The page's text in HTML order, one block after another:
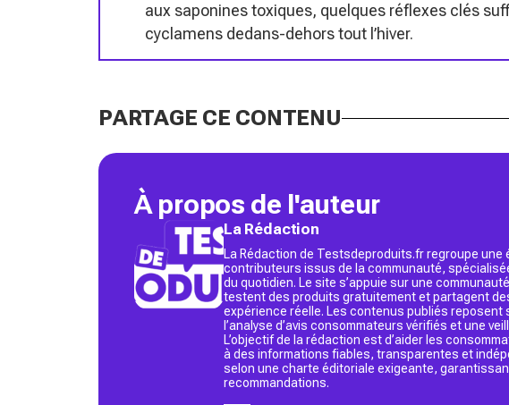
aux saponines toxiques, quelques réflexes clés
cyclamens dedans-dehors tout l’hiver.
PARTAGE CE CONTENU
À propos de l'auteur
La Rédaction
La Rédaction de Testsdeproduits.fr regroupe une
contributeurs issus de la communauté,
du quotidien. Le site s’appuie sur une
testent des produits gratuitement et partagent
expérience réelle. Les contenus publiés reposent
l’analyse d’avis consommateurs vérifiés et une
L’objectif de la rédaction est d’aider les
à des informations fiables, transparentes et
selon une charte éditoriale exigeante,
recommandations.